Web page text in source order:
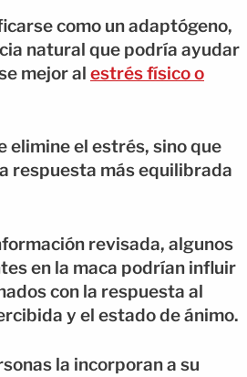
como un adaptógeno,
natural que podría ayudar
mejor al estrés físico o
elimine el estrés, sino que
respuesta más equilibrada
revisada, algunos
en la maca podrían influir
con la respuesta al
y el estado de ánimo.
la incorporan a su